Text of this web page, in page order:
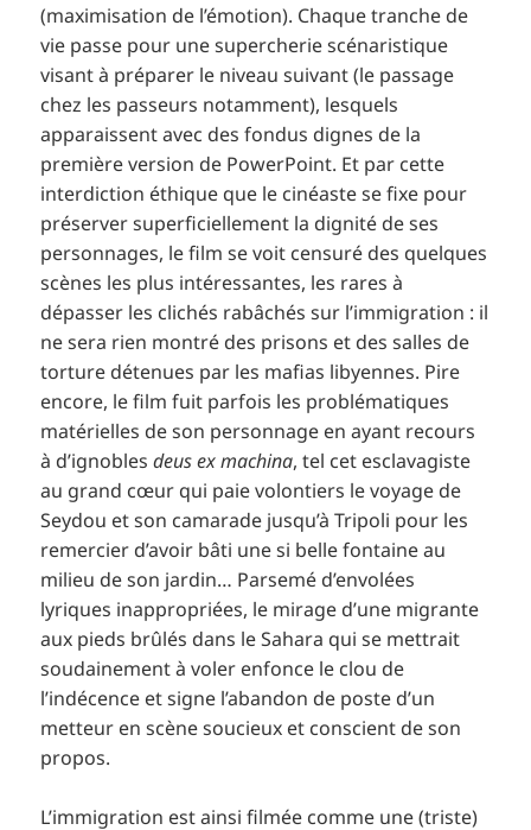
(maximisation de l’émotion). Chaque tranche de
vie passe pour une supercherie scénaristique
visant à préparer le niveau suivant (le passage
chez les passeurs notamment), lesquels
apparaissent avec des fondus dignes de la
première version de PowerPoint. Et par cette
interdiction éthique que le cinéaste se fixe pour
préserver superficiellement la dignité de ses
personnages, le film se voit censuré des quelques
scènes les plus intéressantes, les rares à
dépasser les clichés rabâchés sur l’immigration : il
ne sera rien montré des prisons et des salles de
torture détenues par les mafias libyennes. Pire
encore, le film fuit parfois les problématiques
matérielles de son personnage en ayant recours
à d’ignoblesdeus ex machina, tel cet esclavagiste
au grand cœur qui paie volontiers le voyage de
Seydou et son camarade jusqu’à Tripoli pour les
remercier d’avoir bâti une si belle fontaine au
milieu de son jardin… Parsemé d’envolées
lyriques inappropriées, le mirage d’une migrante
aux pieds brûlés dans le Sahara qui se mettrait
soudainement à voler enfonce le clou de
l’indécence et signe l’abandon de poste d’un
metteur en scène soucieux et conscient de son
propos.
L’immigration est ainsi filmée comme une (triste)